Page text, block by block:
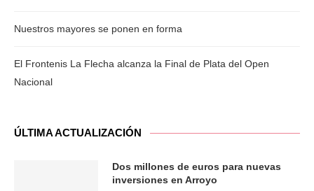
Nuestros mayores se ponen en forma
El Frontenis La Flecha alcanza la Final de Plata del Open
Nacional
ÚLTIMA ACTUALIZACIÓN
Dos millones de euros para nuevas
inversiones en Arroyo